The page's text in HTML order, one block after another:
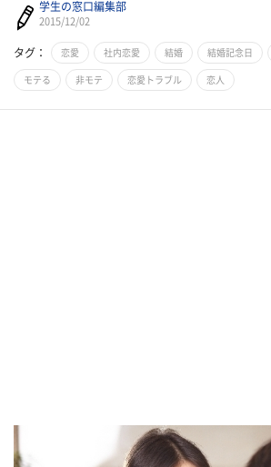
学生の窓口編集部
2015/12/02
タグ： 恋愛 社内恋愛 結婚 結婚記念日
モテる 非モテ 恋愛トラブル 恋人